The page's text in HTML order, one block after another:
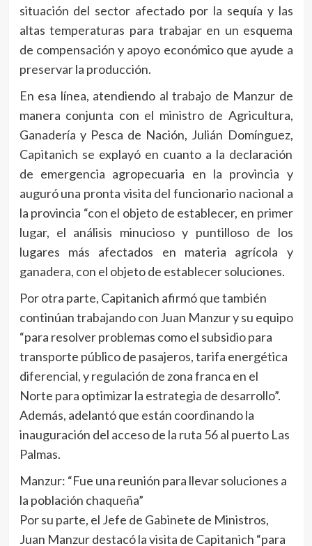
situación del sector afectado por la sequía y las
altas temperaturas para trabajar en un esquema
de compensación y apoyo económico que ayude a
preservar la producción.
En esa línea, atendiendo al trabajo de Manzur de
manera conjunta con el ministro de Agricultura,
Ganadería y Pesca de Nación, Julián Domínguez,
Capitanich se explayó en cuanto a la declaración
de emergencia agropecuaria en la provincia y
auguró una pronta visita del funcionario nacional a
la provincia “con el objeto de establecer, en primer
lugar, el análisis minucioso y puntilloso de los
lugares más afectados en materia agrícola y
ganadera, con el objeto de establecer soluciones.
Por otra parte, Capitanich afirmó que también
continúan trabajando con Juan Manzur y su equipo
“para resolver problemas como el subsidio para
transporte público de pasajeros, tarifa energética
diferencial, y regulación de zona franca en el
Norte para optimizar la estrategia de desarrollo”.
Además, adelantó que están coordinando la
inauguración del acceso de la ruta 56 al puerto Las
Palmas.
Manzur: “Fue una reunión para llevar soluciones a
la población chaqueña”
Por su parte, el Jefe de Gabinete de Ministros,
Juan Manzur destacó la visita de Capitanich “para